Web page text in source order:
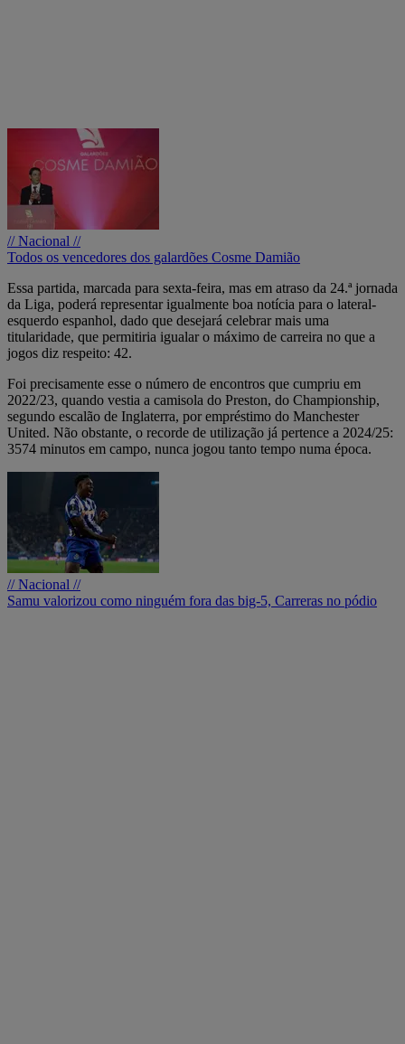
// Nacional //
Todos os vencedores dos galardões Cosme Damião
Essa partida, marcada para sexta-feira, mas em atraso da 24.ª jornada
da Liga, poderá representar igualmente boa notícia para o lateral-
esquerdo espanhol, dado que desejará celebrar mais uma
titularidade, que permitiria igualar o máximo de carreira no que a
jogos diz respeito: 42.
Foi precisamente esse o número de encontros que cumpriu em
2022/23, quando vestia a camisola do Preston, do Championship,
segundo escalão de Inglaterra, por empréstimo do Manchester
United. Não obstante, o recorde de utilização já pertence a 2024/25:
3574 minutos em campo, nunca jogou tanto tempo numa época.
// Nacional //
Samu valorizou como ninguém fora das big-5, Carreras no pódio